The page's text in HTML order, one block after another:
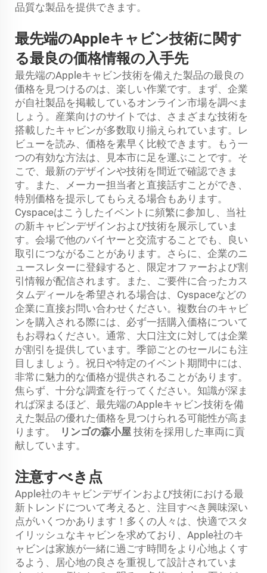
品質な製品を提供できます。
最先端のAppleキャビン技術に関す
る最良の価格情報の入手先
最先端のAppleキャビン技術を備えた製品の最良の
価格を見つけるのは、楽しい作業です。まず、企業
が自社製品を掲載しているオンライン市場を調べま
しょう。産業向けのサイトでは、さまざまな技術を
搭載したキャビンが多数取り揃えられています。レ
ビューを読み、価格を素早く比較できます。もう一
つの有効な方法は、見本市に足を運ぶことです。そ
こで、最新のデザインや技術を間近で確認できま
す。また、メーカー担当者と直接話すことができ、
特別価格を提示してもらえる場合もあります。
Cyspaceはこうしたイベントに頻繁に参加し、当社
の新キャビンデザインおよび技術を展示していま
す。会場で他のバイヤーと交流することでも、良い
取引につながることがあります。さらに、企業のニ
ュースレターに登録すると、限定オファーおよび割
引情報が配信されます。また、ご要件に合ったカス
タムディールを希望される場合は、Cyspaceなどの
企業に直接お問い合わせください。複数台のキャビ
ンを購入される際には、必ず一括購入価格について
もお尋ねください。通常、大口注文に対しては企業
が割引を提供しています。季節ごとのセールにも注
目しましょう。祝日や特定のイベント期間中には、
非常に魅力的な価格が提供されることがあります。
焦らず、十分な調査を行ってください。知識が深ま
れば深まるほど、最先端のAppleキャビン技術を備
えた製品の優れた価格を見つけられる可能性が高ま
ります。
リンゴの森小屋 技術を採用した車両に貢
献しています。
注意すべき点
Apple社のキャビンデザインおよび技術における最
新トレンドについて考えると、注目すべき興味深い
点がいくつかあります！多くの人々は、快適でスタ
イリッシュなキャビンを求めており、Apple社のキ
ャビンは家族が一緒に過ごす時間をより心地よくす
るよう、居心地の良さを重視して設計されていま